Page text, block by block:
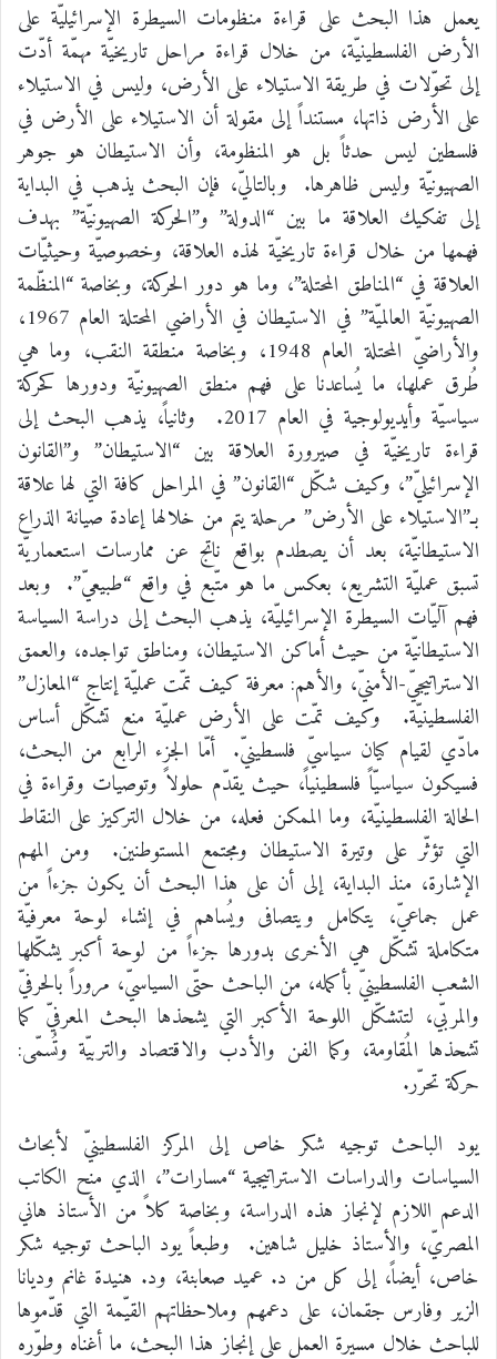
يعمل هذا البحث على قراءة منظومات السيطرة الإسرائيليّة على
الأرض الفلسطينيّة، من خلال قراءة مراحل تاريخيّة مهمّة أدّت
إلى تحوّلات في طريقة الاستيلاء على الأرض، وليس في الاستيلاء
على الأرض ذاتها، مستنداً إلى مقولة أن الاستيلاء على الأرض في
فلسطين ليس حدثاً بل هو المنظومة، وأن الاستيطان هو جوهر
الصهيونيّة وليس ظاهرها. وبالتاليّ، فإن البحث يذهب في البداية
إلى تفكيك العلاقة ما بين “الدولة” و”الحركة الصهيونيّة” بهدف
فهمها من خلال قراءة تاريخيّة لهذه العلاقة، وخصوصيّة وحيثيّات
العلاقة في “المناطق المحتلة”، وما هو دور الحركة، وبخاصة “المنظّمة
الصهيونيّة العالميّة” في الاستيطان في الأراضي المحتلة العام 1967،
والأراضيّ المحتلة العام 1948، وبخاصة منطقة النقب، وما هي
طُرق عملها، ما يُساعدنا على فهم منطق الصهيونيّة ودورها كحركة
سياسيّة وأيديولوجية في العام 2017. وثانياً، يذهب البحث إلى
قراءة تاريخيّة في صيرورة العلاقة بين “الاستيطان” و”القانون
الإسرائيليّ”، وكيف شكّل “القانون” في المراحل كافة التي لها علاقة
بـ”الاستيلاء على الأرض” مرحلة يتم من خلالها إعادة صيانة الذراع
الاستيطانيّة، بعد أن يصطدم بواقع ناتج عن ممارسات استعماريّة
تسبق عمليّة التشريع، بعكس ما هو متّبع في واقع “طبيعيّ”. وبعد
فهم آليّات السيطرة الإسرائيليّة، يذهب البحث إلى دراسة السياسة
الاستيطانيّة من حيث أماكن الاستيطان، ومناطق تواجده، والعمق
الاستراتيجيّ-الأمنيّ، والأهم: معرفة كيف تمّت عمليّة إنتاج “المعازل”
الفلسطينيّة. وكيف تمّت على الأرض عمليّة منع تشكّل أساس
مادّي لقيام كيان سياسيّ فلسطينيّ. أمّا الجزء الرابع من البحث،
فسيكون سياسيّاً فلسطينياً، حيث يقدّم حلولاً وتوصيات وقراءة في
الحالة الفلسطينيّة، وما الممكن فعله، من خلال التركيز على النقاط
التي تؤثّر على وتيرة الاستيطان ومجتمع المستوطنين. ومن المهم
الإشارة، منذ البداية، إلى أن على هذا البحث أن يكون جزءاً من
عمل جماعيّ، يتكامل ويتصافى ويُساهم في إنشاء لوحة معرفيّة
متكاملة تشكّل هي الأخرى بدورها جزءاً من لوحة أكبر يشكّلها
الشعب الفلسطينيّ بأكمله، من الباحث حتّى السياسيّ، مروراً بالحرفيّ
والمربّي، لتتشكّل اللوحة الأكبر التي يشحذها البحث المعرفيّ كما
تشحذها المُقاومة، وكما الفن والأدب والاقتصاد والتربيّة وتُسمّى:
حركة تحرّر.
يود الباحث توجيه شكر خاص إلى المركز الفلسطينيّ لأبحاث
السياسات والدراسات الاستراتيجية “مسارات”، الذي منح الكاتب
الدعم اللازم لإنجاز هذه الدراسة، وبخاصة كلاً من الأستاذ هاني
المصريّ، والأستاذ خليل شاهين. وطبعاً يود الباحث توجيه شكر
خاص، أيضاً، إلى كل من د. عميد صعابنة، ود. هنيدة غانم وديانا
الزير وفارس جقمان، على دعمهم وملاحظاتهم القيّمة التي قدّموها
للباحث خلال مسيرة العمل على إنجاز هذا البحث، ما أغناه وطوّره